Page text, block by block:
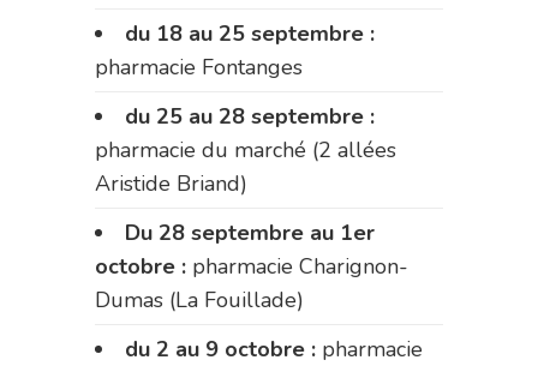
du 18 au 25 septembre :
pharmacie Fontanges
du 25 au 28 septembre :
pharmacie du marché (2 allées
Aristide Briand)
Du 28 septembre au 1er
octobre : pharmacie Charignon-
Dumas (La Fouillade)
du 2 au 9 octobre : pharmacie